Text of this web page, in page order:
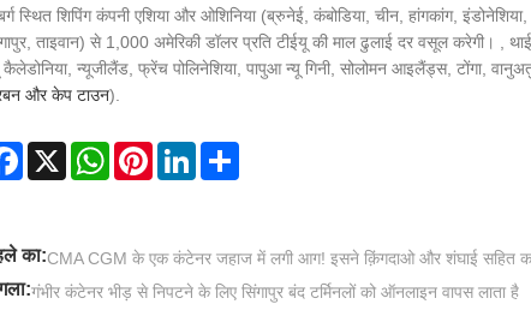
स्थित शिपिंग कंपनी एशिया और ओशिनिया (ब्रुनेई, कंबोडिया, चीन, हांगकांग,
ताइवान) से 1,000 अमेरिकी डॉलर प्रति टीईयू की माल ढुलाई दर वसूल करेगी। ,
कैलेडोनिया, न्यूजीलैंड, फ्रेंच पोलिनेशिया, पापुआ न्यू गिनी, सोलोमन आइलैंड्स, टोंगा,
और केप टाउन).
Facebook
X WhatsAppPinterestLinkedInShare
का:CMA CGM के एक कंटेनर जहाज में लगी आग! इसने क़िंगदाओ और शंघाई सहित कई
गंभीर कंटेनर भीड़ से निपटने के लिए सिंगापुर बंद टर्मिनलों को ऑनलाइन वापस लाता है